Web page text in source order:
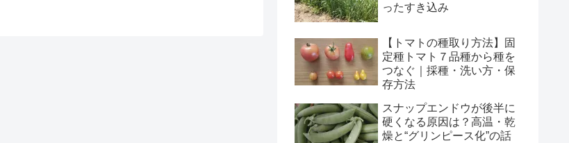
ったすき込み
【トマトの種取り方法】固
定種トマト７品種から種を
つなぐ｜採種・洗い方・保
存方法
スナップエンドウが後半に
硬くなる原因は？高温・乾
燥と“グリンピース化”の話